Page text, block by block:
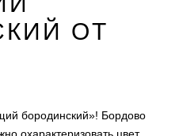
ОТ
бородинский»! Бордово